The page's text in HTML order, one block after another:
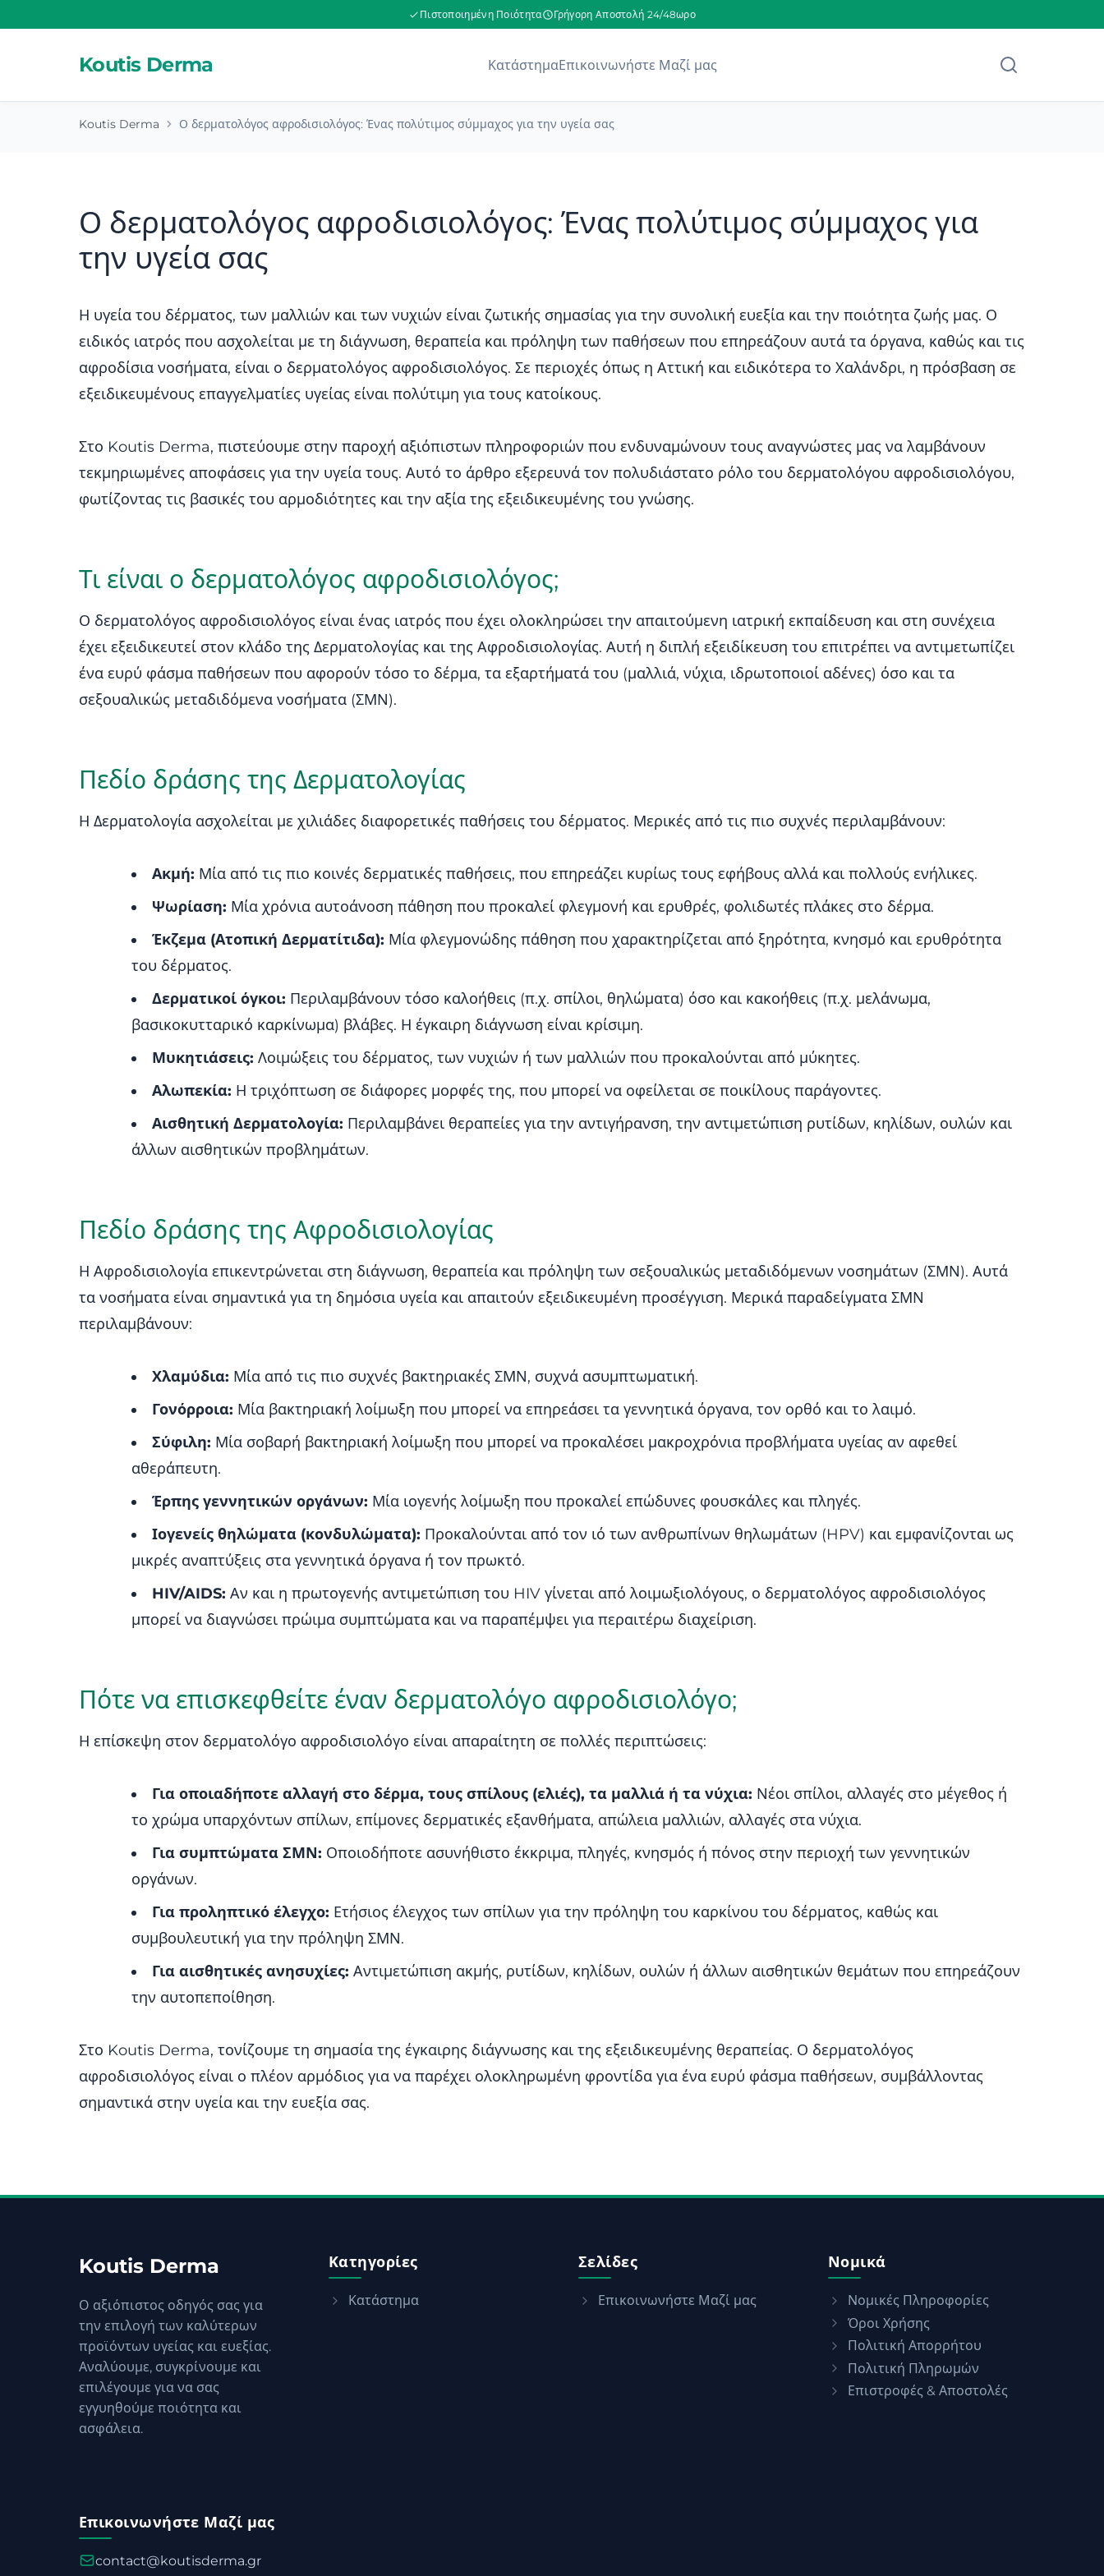
Πιστοποιημένη Ποιότητα Γρήγορη Αποστολή 24/48ωρο
Koutis Derma ΚατάστημαΕπικοινωνήστε Μαζί μας
Koutis Derma Ο δερματολόγος αφροδισιολόγος: Ένας πολύτιμος σύμμαχος για την υγεία σας
Ο δερματολόγος αφροδισιολόγος: Ένας πολύτιμος σύμμαχος για
την υγεία σας
Η υγεία του δέρματος, των μαλλιών και των νυχιών είναι ζωτικής σημασίας για την συνολική ευεξία και την ποιότητα ζωής μας. Ο
ειδικός ιατρός που ασχολείται με τη διάγνωση, θεραπεία και πρόληψη των παθήσεων που επηρεάζουν αυτά τα όργανα, καθώς και τις
αφροδίσια νοσήματα, είναι ο δερματολόγος αφροδισιολόγος. Σε περιοχές όπως η Αττική και ειδικότερα το Χαλάνδρι, η πρόσβαση σε
εξειδικευμένους επαγγελματίες υγείας είναι πολύτιμη για τους κατοίκους.
Στο Koutis Derma, πιστεύουμε στην παροχή αξιόπιστων πληροφοριών που ενδυναμώνουν τους αναγνώστες μας να λαμβάνουν
τεκμηριωμένες αποφάσεις για την υγεία τους. Αυτό το άρθρο εξερευνά τον πολυδιάστατο ρόλο του δερματολόγου αφροδισιολόγου,
φωτίζοντας τις βασικές του αρμοδιότητες και την αξία της εξειδικευμένης του γνώσης.
Τι είναι ο δερματολόγος αφροδισιολόγος;
Ο δερματολόγος αφροδισιολόγος είναι ένας ιατρός που έχει ολοκληρώσει την απαιτούμενη ιατρική εκπαίδευση και στη συνέχεια
έχει εξειδικευτεί στον κλάδο της Δερματολογίας και της Αφροδισιολογίας. Αυτή η διπλή εξειδίκευση του επιτρέπει να αντιμετωπίζει
ένα ευρύ φάσμα παθήσεων που αφορούν τόσο το δέρμα, τα εξαρτήματά του (μαλλιά, νύχια, ιδρωτοποιοί αδένες) όσο και τα
σεξουαλικώς μεταδιδόμενα νοσήματα (ΣΜΝ).
Πεδίο δράσης της Δερματολογίας
Η Δερματολογία ασχολείται με χιλιάδες διαφορετικές παθήσεις του δέρματος. Μερικές από τις πιο συχνές περιλαμβάνουν:
Ακμή: Μία από τις πιο κοινές δερματικές παθήσεις, που επηρεάζει κυρίως τους εφήβους αλλά και πολλούς ενήλικες.
Ψωρίαση: Μία χρόνια αυτοάνοση πάθηση που προκαλεί φλεγμονή και ερυθρές, φολιδωτές πλάκες στο δέρμα.
Έκζεμα (Ατοπική Δερματίτιδα): Μία φλεγμονώδης πάθηση που χαρακτηρίζεται από ξηρότητα, κνησμό και ερυθρότητα
του δέρματος.
Δερματικοί όγκοι: Περιλαμβάνουν τόσο καλοήθεις (π.χ. σπίλοι, θηλώματα) όσο και κακοήθεις (π.χ. μελάνωμα,
βασικοκυτταρικό καρκίνωμα) βλάβες. Η έγκαιρη διάγνωση είναι κρίσιμη.
Μυκητιάσεις: Λοιμώξεις του δέρματος, των νυχιών ή των μαλλιών που προκαλούνται από μύκητες.
Αλωπεκία: Η τριχόπτωση σε διάφορες μορφές της, που μπορεί να οφείλεται σε ποικίλους παράγοντες.
Αισθητική Δερματολογία: Περιλαμβάνει θεραπείες για την αντιγήρανση, την αντιμετώπιση ρυτίδων, κηλίδων, ουλών και
άλλων αισθητικών προβλημάτων.
Πεδίο δράσης της Αφροδισιολογίας
Η Αφροδισιολογία επικεντρώνεται στη διάγνωση, θεραπεία και πρόληψη των σεξουαλικώς μεταδιδόμενων νοσημάτων (ΣΜΝ). Αυτά
τα νοσήματα είναι σημαντικά για τη δημόσια υγεία και απαιτούν εξειδικευμένη προσέγγιση. Μερικά παραδείγματα ΣΜΝ
περιλαμβάνουν:
Χλαμύδια: Μία από τις πιο συχνές βακτηριακές ΣΜΝ, συχνά ασυμπτωματική.
Γονόρροια: Μία βακτηριακή λοίμωξη που μπορεί να επηρεάσει τα γεννητικά όργανα, τον ορθό και το λαιμό.
Σύφιλη: Μία σοβαρή βακτηριακή λοίμωξη που μπορεί να προκαλέσει μακροχρόνια προβλήματα υγείας αν αφεθεί
αθεράπευτη.
Έρπης γεννητικών οργάνων: Μία ιογενής λοίμωξη που προκαλεί επώδυνες φουσκάλες και πληγές.
Ιογενείς θηλώματα (κονδυλώματα): Προκαλούνται από τον ιό των ανθρωπίνων θηλωμάτων (HPV) και εμφανίζονται ως
μικρές αναπτύξεις στα γεννητικά όργανα ή τον πρωκτό.
HIV/AIDS: Αν και η πρωτογενής αντιμετώπιση του HIV γίνεται από λοιμωξιολόγους, ο δερματολόγος αφροδισιολόγος
μπορεί να διαγνώσει πρώιμα συμπτώματα και να παραπέμψει για περαιτέρω διαχείριση.
Πότε να επισκεφθείτε έναν δερματολόγο αφροδισιολόγο;
Η επίσκεψη στον δερματολόγο αφροδισιολόγο είναι απαραίτητη σε πολλές περιπτώσεις:
Για οποιαδήποτε αλλαγή στο δέρμα, τους σπίλους (ελιές), τα μαλλιά ή τα νύχια: Νέοι σπίλοι, αλλαγές στο μέγεθος ή
το χρώμα υπαρχόντων σπίλων, επίμονες δερματικές εξανθήματα, απώλεια μαλλιών, αλλαγές στα νύχια.
Για συμπτώματα ΣΜΝ: Οποιοδήποτε ασυνήθιστο έκκριμα, πληγές, κνησμός ή πόνος στην περιοχή των γεννητικών
οργάνων.
Για προληπτικό έλεγχο: Ετήσιος έλεγχος των σπίλων για την πρόληψη του καρκίνου του δέρματος, καθώς και
συμβουλευτική για την πρόληψη ΣΜΝ.
Για αισθητικές ανησυχίες: Αντιμετώπιση ακμής, ρυτίδων, κηλίδων, ουλών ή άλλων αισθητικών θεμάτων που επηρεάζουν
την αυτοπεποίθηση.
Στο Koutis Derma, τονίζουμε τη σημασία της έγκαιρης διάγνωσης και της εξειδικευμένης θεραπείας. Ο δερματολόγος
αφροδισιολόγος είναι ο πλέον αρμόδιος για να παρέχει ολοκληρωμένη φροντίδα για ένα ευρύ φάσμα παθήσεων, συμβάλλοντας
σημαντικά στην υγεία και την ευεξία σας.
Koutis Derma
Ο αξιόπιστος οδηγός σας για
την επιλογή των καλύτερων
προϊόντων υγείας και ευεξίας.
Αναλύουμε, συγκρίνουμε και
επιλέγουμε για να σας
εγγυηθούμε ποιότητα και
ασφάλεια.
Κατηγορίες
Κατάστημα
Σελίδες
Επικοινωνήστε Μαζί μας
Νομικά
Νομικές Πληροφορίες
Όροι Χρήσης
Πολιτική Απορρήτου
Πολιτική Πληρωμών
Επιστροφές & Αποστολές
Επικοινωνήστε Μαζί μας
contact@koutisderma.gr